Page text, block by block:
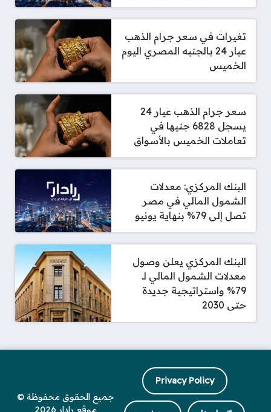
تغيرات في سعر جرام الذهب
عيار 24 بالجنيه المصري اليوم
الخميس
سعر جرام الذهب عيار 24
يسجل 6828 جنيها في
تعاملات الخميس بالأسواق
البنك المركزي: معدلات
الشمول المالي في مصر
تصل إلى 79% بنهاية يونيو
البنك المركزي يعلن وصول
معدلات الشمول المالي لـ
79% واستراتيجية جديدة
حتى 2030
Privacy Policy
جميع الحقوق محفوظة ©